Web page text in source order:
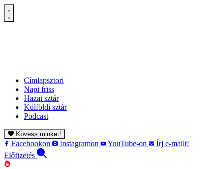
Címlapsztori
Napi friss
Hazai sztár
Külföldi sztár
Podcast
Kövess minket!
Facebookon Instagramon YouTube-on
Írj e-mailt!
Előfizetés